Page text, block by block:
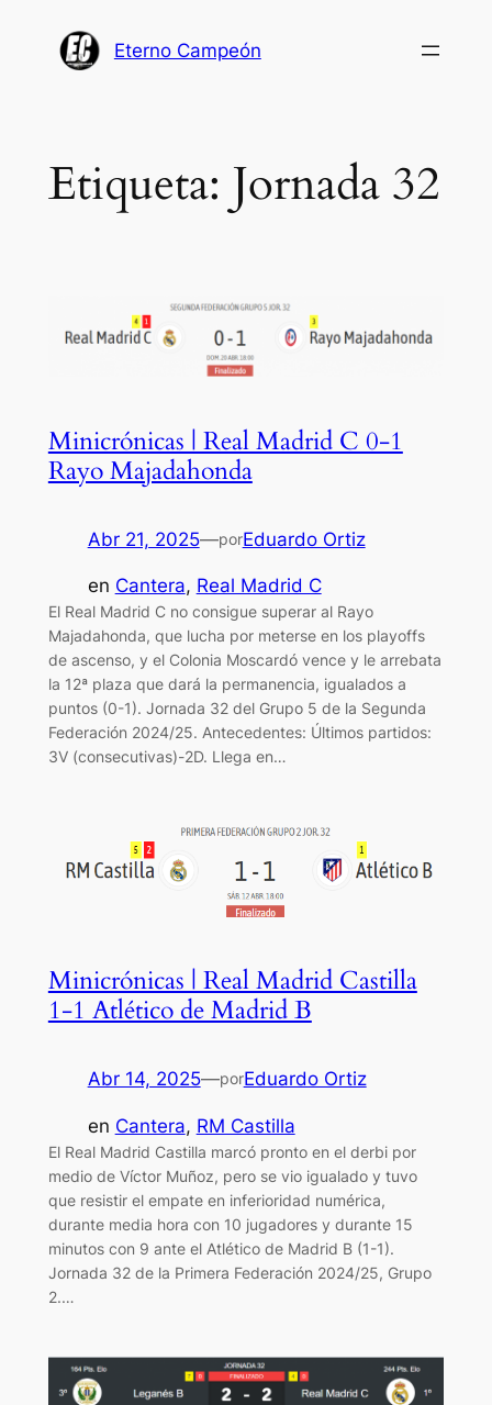
Eterno Campeón
Etiqueta: Jornada 32
Minicrónicas | Real Madrid C 0-1
Rayo Majadahonda
Abr 21, 2025—porEduardo Ortiz
en Cantera, Real Madrid C
El Real Madrid C no consigue superar al Rayo
Majadahonda, que lucha por meterse en los playoffs
de ascenso, y el Colonia Moscardó vence y le arrebata
la 12ª plaza que dará la permanencia, igualados a
puntos (0-1). Jornada 32 del Grupo 5 de la Segunda
Federación 2024/25. Antecedentes: Últimos partidos:
3V (consecutivas)-2D. Llega en…
Minicrónicas | Real Madrid Castilla
1-1 Atlético de Madrid B
Abr 14, 2025—porEduardo Ortiz
en Cantera, RM Castilla
El Real Madrid Castilla marcó pronto en el derbi por
medio de Víctor Muñoz, pero se vio igualado y tuvo
que resistir el empate en inferioridad numérica,
durante media hora con 10 jugadores y durante 15
minutos con 9 ante el Atlético de Madrid B (1-1).
Jornada 32 de la Primera Federación 2024/25, Grupo
2.…